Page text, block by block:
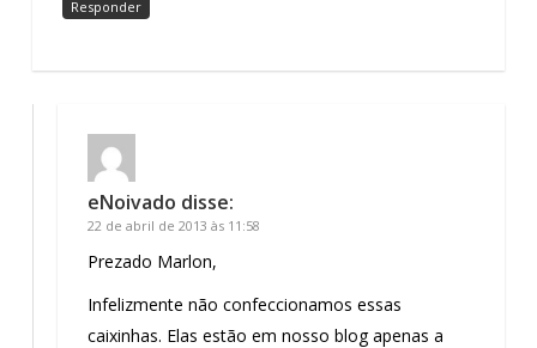
Responder
eNoivado disse:
22 de abril de 2013 às 11:58
Prezado Marlon,
Infelizmente não confeccionamos essas
caixinhas. Elas estão em nosso blog apenas a